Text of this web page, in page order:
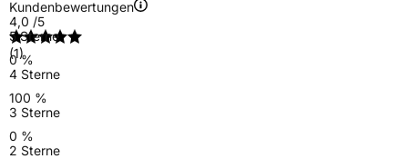
Kundenbewertungen
4,0 /5
(1)
5 Sterne
0 %
4 Sterne
100 %
3 Sterne
0 %
2 Sterne